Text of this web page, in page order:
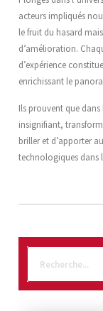
acteurs impliqués
le fruit du hasard
d’amélioration.
d’expérience
enrichissant le
Ils prouvent que
insignifiant,
briller et d’apporter
technologiques dans